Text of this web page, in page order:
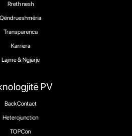
PV
BackContact
Heterojunction
TOPCon
Rreth nesh
Qëndrueshmëria
Transparenca
Karriera
Lajme & Ngjarje